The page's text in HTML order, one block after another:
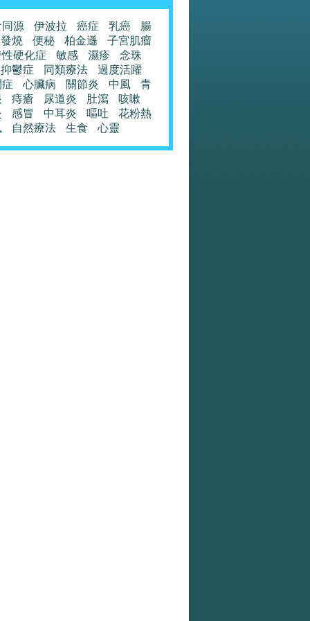
源 伊波拉 癌症 乳癌
腸
發燒
便秘 柏金遜
子宮肌瘤
硬化症
敏感 濕疹
念珠
抑鬱症
同類療法
過度活躍
心臟病 關節炎 中風
青
痔瘡 尿道炎 肚瀉
咳嗽
感冒 中耳炎 嘔吐
花粉熱
自然療法 生食 心靈